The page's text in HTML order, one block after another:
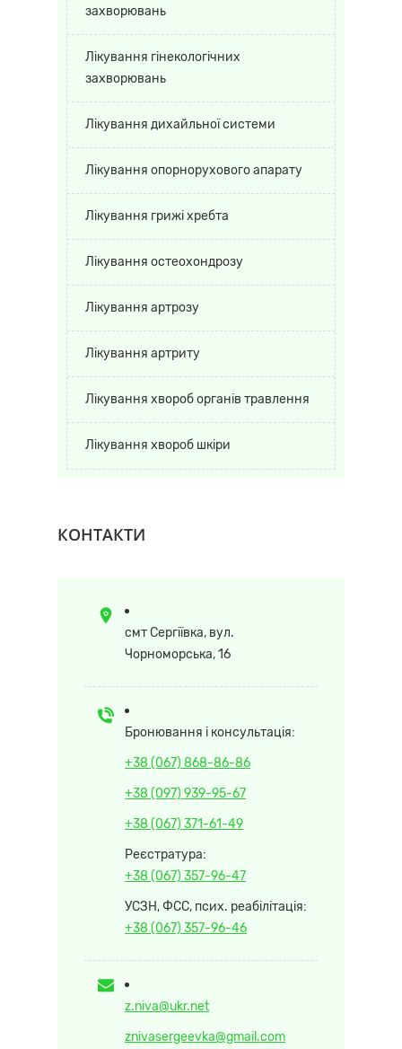
захворювань
Лікування гінекологічних
захворювань
Лікування дихайльної системи
Лікування опорнорухового апарату
Лікування грижі хребта
Лікування остеохондрозу
Лікування артрозу
Лікування артриту
Лікування хвороб органів травлення
Лікування хвороб шкіри
КОНТАКТИ
смт Сергіївка, вул.
Чорноморська, 16
Бронювання і консультація:
+38 (067) 868-86-86
+38 (097) 939-95-67
+38 (067) 371-61-49
Реєстратура:
+38 (067) 357-96-47
УСЗН, ФСС, псих. реабілітація:
+38 (067) 357-96-46
z.niva@ukr.net
znivasergeevka@gmail.com